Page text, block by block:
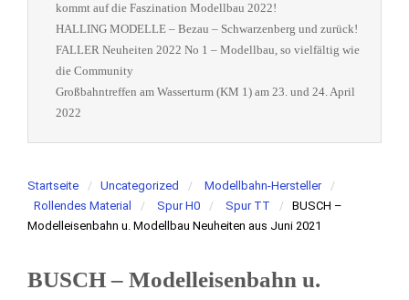
kommt auf die Faszination Modellbau 2022!
HALLING MODELLE – Bezau – Schwarzenberg und zurück!
FALLER Neuheiten 2022 No 1 – Modellbau, so vielfältig wie
die Community
Großbahntreffen am Wasserturm (KM 1) am 23. und 24. April
2022
Startseite Uncategorized
Modellbahn-Hersteller
Rollendes Material
Spur H0 Spur TT
BUSCH –
Modelleisenbahn u. Modellbau Neuheiten aus Juni 2021
BUSCH – Modelleisenbahn u.